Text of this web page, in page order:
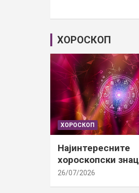
ХОРОСКОП
ХОРОСКОП
Најинтересните
хороскопски
26/07/2026